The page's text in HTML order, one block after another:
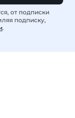
от подписки
подписку,
.